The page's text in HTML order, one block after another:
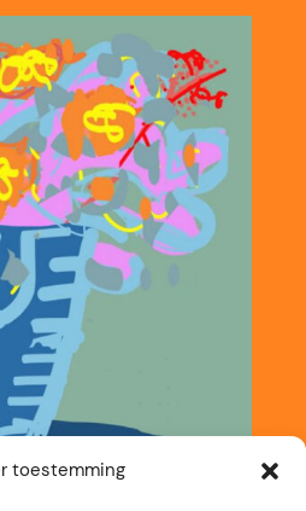
toestemming